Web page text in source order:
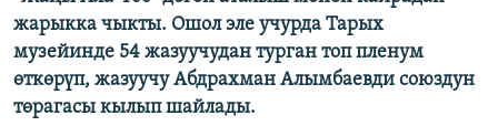
жарыкка чыкты. Ошол эле учурда Тарых
музейинде 54 жазуучудан турган топ пленум
өткөрүп, жазуучу Абдрахман Алымбаевди союздун
төрагасы кылып шайлады.